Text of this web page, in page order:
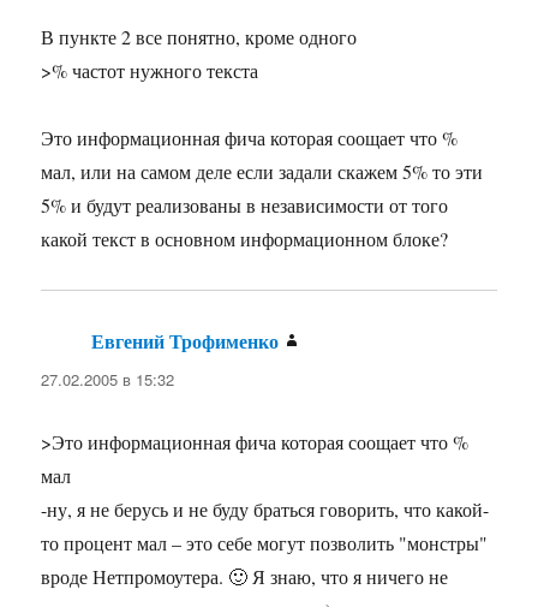
В пункте 2 все понятно, кроме одного
>% частот нужного текста
Это информационная фича которая соощает что %
мал, или на самом деле если задали скажем 5% то эти
5% и будут реализованы в независимости от того
какой текст в основном информационном блоке?
Евгений Трофименко
27.02.2005 в 15:32
>Это информационная фича которая соощает что %
мал
-ну, я не берусь и не буду браться говорить, что какой-
то процент мал – это себе могут позволить "монстры"
вроде Нетпромоутера. 🙂 Я знаю, что я ничего не